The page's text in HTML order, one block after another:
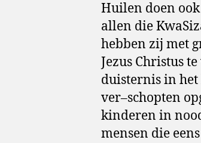
Huilen doen
allen die
hebben zij met
Jezus Christus
duisternis in
ver–schopten
kinderen in
mensen die